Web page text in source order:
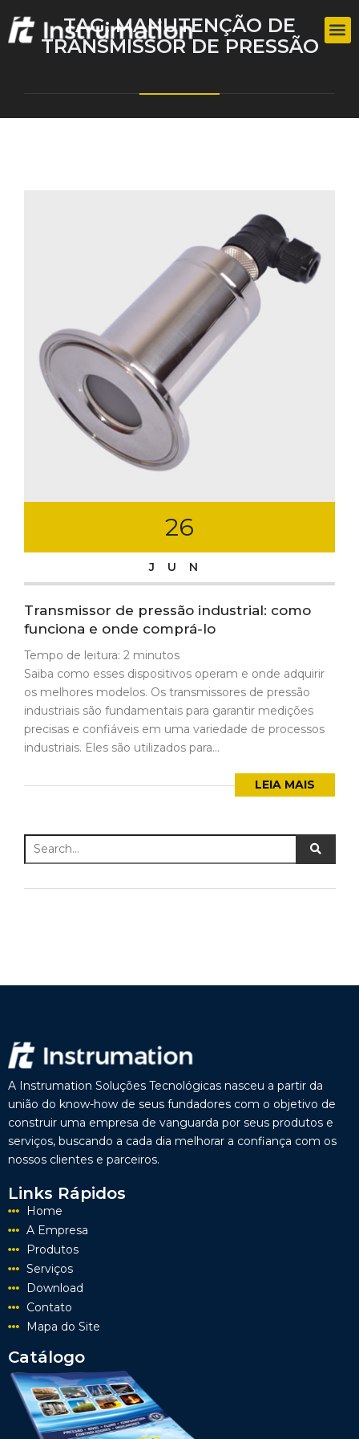
TAG:MANUTENÇÃO DE
TRANSMISSOR DE PRESSÃO
26
JUN
Transmissor de pressão industrial: como
funciona e onde comprá-lo
Tempo de leitura: 2 minutos
Saiba como esses dispositivos operam e onde adquirir
os melhores modelos. Os transmissores de pressão
industriais são fundamentais para garantir medições
precisas e confiáveis em uma variedade de processos
industriais. Eles são utilizados para...
LEIA MAIS
A Instrumation Soluções Tecnológicas nasceu a partir da
união do know-how de seus fundadores com o objetivo de
construir uma empresa de vanguarda por seus produtos e
serviços, buscando a cada dia melhorar a confiança com os
nossos clientes e parceiros.
Links Rápidos
Home
A Empresa
Produtos
Serviços
Download
Contato
Mapa do Site
Catálogo